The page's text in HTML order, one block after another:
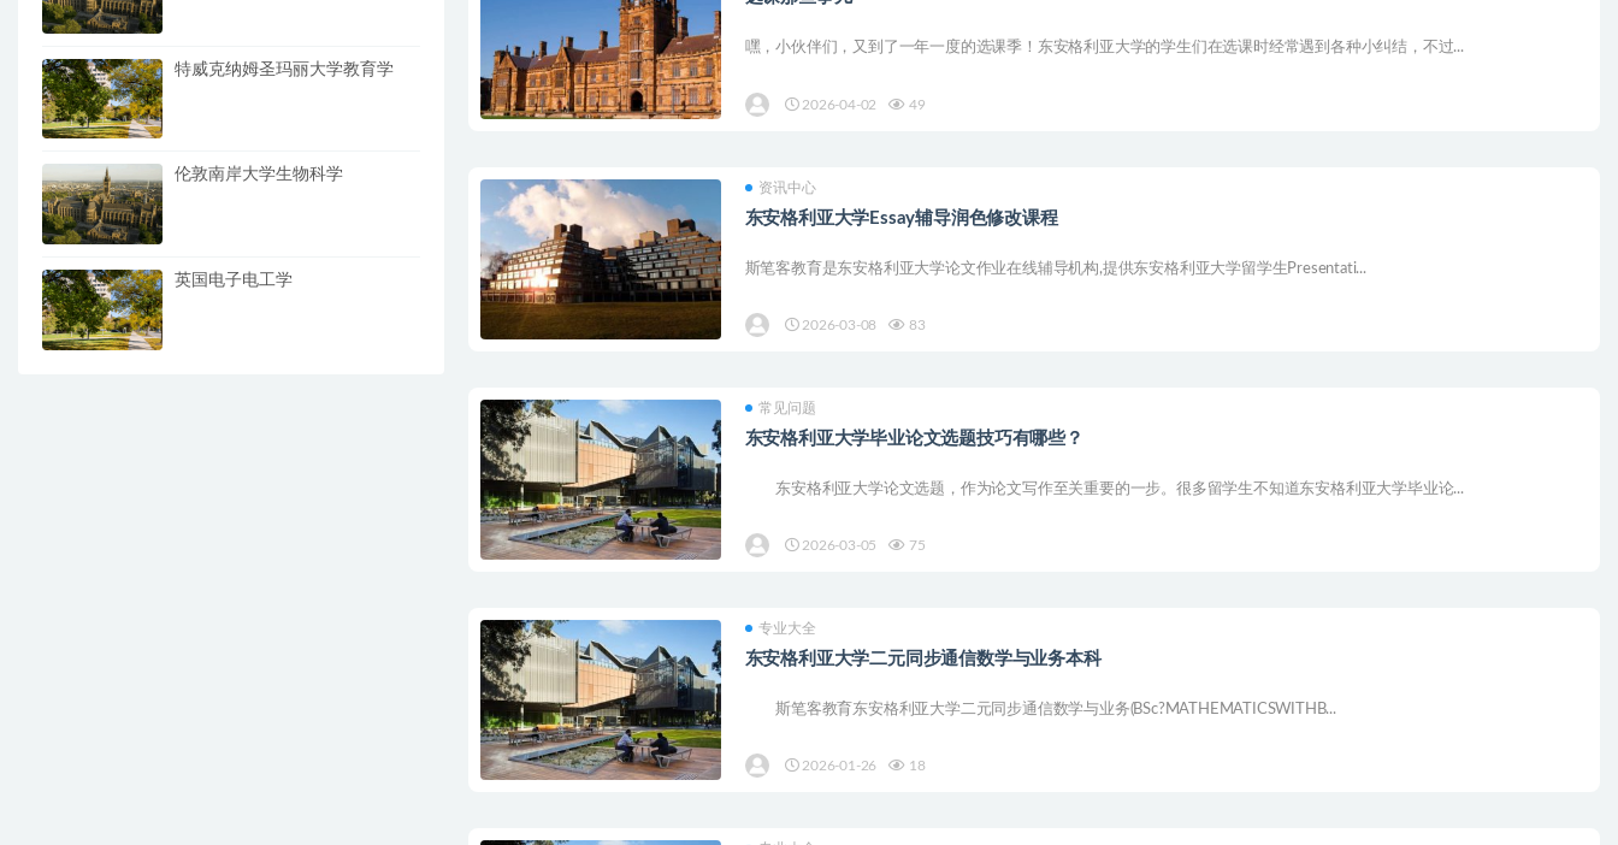
嘿，小伙伴们，又到了一年一度的选课季！东安格利亚大学的学生们在选课时经常遇到各种小纠结，不过...
2026-04-02 49
资讯中心
东安格利亚大学Essay辅导润色修改课程
斯笔客教育是东安格利亚大学论文作业在线辅导机构,提供东安格利亚大学留学生Presentati...
2026-03-08 83
常见问题
东安格利亚大学毕业论文选题技巧有哪些？
东安格利亚大学论文选题，作为论文写作至关重要的一步。很多留学生不知道东安格利亚大学毕业论...
2026-03-05 75
专业大全
东安格利亚大学二元同步通信数学与业务本科
斯笔客教育东安格利亚大学二元同步通信数学与业务(BSc?MATHEMATICSWITHB...
2026-01-26 18
特威克纳姆圣玛丽大学教育学
伦敦南岸大学生物科学
英国电子电工学